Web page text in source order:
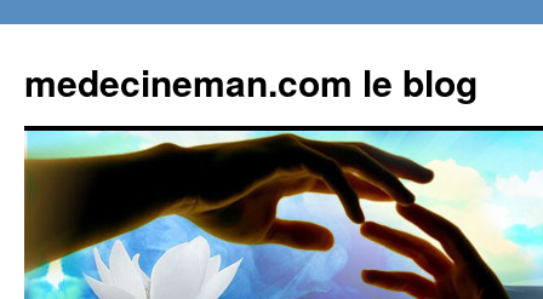
content
medecineman.com le blog